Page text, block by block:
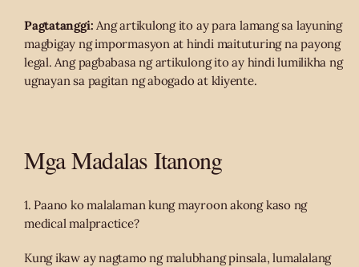
Pagtatanggi: Ang artikulong ito ay para lamang sa layuning
magbigay ng impormasyon at hindi maituturing na payong
legal. Ang pagbabasa ng artikulong ito ay hindi lumilikha ng
ugnayan sa pagitan ng abogado at kliyente.
Mga Madalas Itanong
1. Paano ko malalaman kung mayroon akong kaso ng
medical malpractice?
Kung ikaw ay nagtamo ng malubhang pinsala, lumalalang